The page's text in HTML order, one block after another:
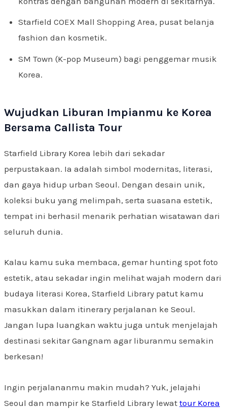
Starfield COEX Mall Shopping Area, pusat belanja
fashion dan kosmetik.
SM Town (K-pop Museum) bagi penggemar musik
Korea.
Wujudkan Liburan Impianmu ke Korea
Bersama Callista Tour
Starfield Library Korea lebih dari sekadar
perpustakaan. Ia adalah simbol modernitas, literasi,
dan gaya hidup urban Seoul. Dengan desain unik,
koleksi buku yang melimpah, serta suasana estetik,
tempat ini berhasil menarik perhatian wisatawan dari
seluruh dunia.
Kalau kamu suka membaca, gemar hunting spot foto
estetik, atau sekadar ingin melihat wajah modern dari
budaya literasi Korea, Starfield Library patut kamu
masukkan dalam itinerary perjalanan ke Seoul.
Jangan lupa luangkan waktu juga untuk menjelajah
destinasi sekitar Gangnam agar liburanmu semakin
berkesan!
Ingin perjalananmu makin mudah? Yuk, jelajahi
Seoul dan mampir ke Starfield Library lewat tour Korea